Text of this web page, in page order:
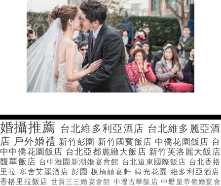
婚攝推薦 台北維多利亞酒店 台北維多麗亞酒
店 戶外婚禮 新竹彭園 新竹國賓飯店 中僑花園飯店 台
中中僑花園飯店 台北亞都麗緻大飯店 新竹芙洛麗大飯店
馥華飯店 台中雅園新潮婚宴會館 台北遠東國際飯店 台北香格
里拉 寒舍艾麗酒店 彭園板橋囍宴軒綠光花園 維多利亞酒店
香格里拉飯店 世貿三三婚宴會館 中壢古華飯店中壢皇帝嶺婚宴會